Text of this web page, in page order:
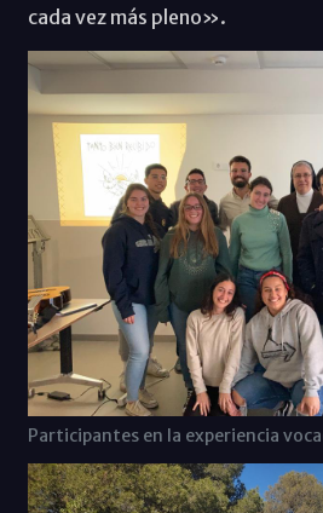
cada vez más pleno».
Participantes en la experiencia